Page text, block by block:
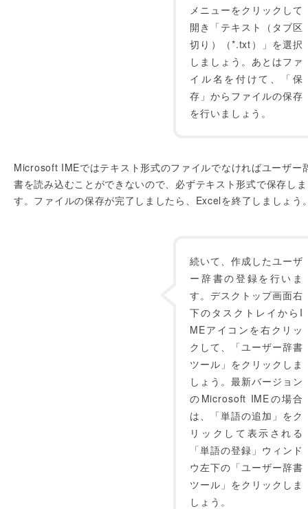
メニューをクリックして
開き「テキスト（タブ区
切り）（*.txt）」を選択
しましょう。あとはファ
イル名を付けて、「保
存」からファイルの保存
を行いましょう。
Microsoft IMEではテキスト形式のファイルでなければユーザー
書を読み込むことができないので、必ずテキスト形式で保存しま
す。ファイルの保存が完了しましたら、Excelを終了しましょう
続いて、作成したユーザ
ー辞書の登録を行いま
す。デスクトップ画面右
下のタスクトレイからI
MEアイコンを右クリッ
クして、「ユーザー辞書
ツール」をクリックしま
しょう。最新バージョン
のMicrosoft IMEの場合
は、「単語の追加」をク
リックして表示される
「単語の登録」ウィンド
ウ左下の「ユーザー辞書
ツール」をクリックしま
しょう。